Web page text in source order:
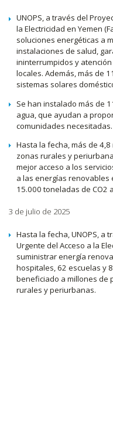
UNOPS, a través del
la Electricidad en Yemen
soluciones energéticas a
instalaciones de salud,
ininterrumpidos y
locales. Además, más de
sistemas solares
Se han instalado más de
agua, que ayudan a
comunidades necesitadas.
Hasta la fecha, más de
zonas rurales y
mejor acceso a los
a las energías renovables
15.000 toneladas de CO2
3 de julio de 2025
Hasta la fecha, UNOPS, a
Urgente del Acceso a la
suministrar energía
hospitales, 62 escuelas y
beneficiado a millones de
rurales y periurbanas.